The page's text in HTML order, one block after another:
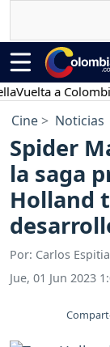
a Colombia
Cine Noticias
Spider
la saga
Holland
Por: Carlos
Jue, 01 Jun 2023